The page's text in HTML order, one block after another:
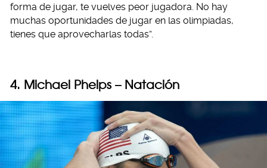
forma de jugar, te vuelves peor jugadora. No hay
muchas oportunidades de jugar en las olimpiadas,
tienes que aprovecharlas todas”.
4. Michael Phelps – Natación